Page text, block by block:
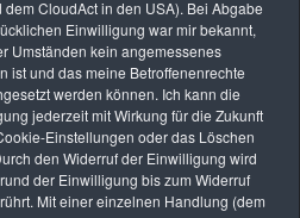
CloudAct in den USA). Bei Abgabe
Einwilligung war mir bekannt,
Umständen kein angemessenes
ist und das meine Betroffenenrechte
werden können. Ich kann die
jederzeit mit Wirkung für die Zukunft
Einstellungen oder das Löschen
den Widerruf der Einwilligung wird
der Einwilligung bis zum Widerruf
Mit einer einzelnen Handlung (dem
Bildbesprechung
Bildbesprechung